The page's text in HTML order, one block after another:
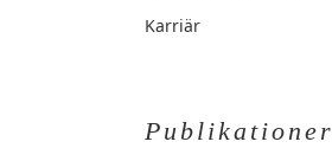
Karriär
Publikationer